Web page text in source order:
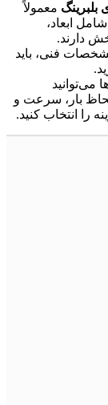
بلبرینگ معمولاً
ابعاد،
دارند.
فنی، باید
می‌توانید
لحاظ بار، سرعت و
را انتخاب کنید.